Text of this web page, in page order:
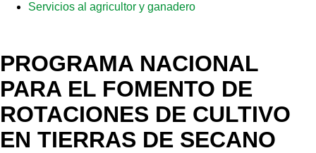
Servicios al agricultor y ganadero
PROGRAMA NACIONAL
PARA EL FOMENTO DE
ROTACIONES DE CULTIVO
EN TIERRAS DE SECANO